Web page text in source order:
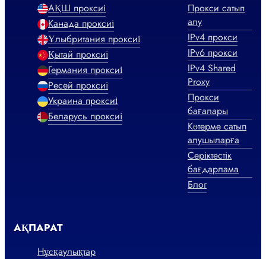
АҚШ проксиі
Канада проксиі
Ұлыбритания проксиі
Қытай проксиі
Германия проксиі
Ресей проксиі
Украина проксиі
Беларусь проксиі
Прокси сатып
алу
IPv4 прокси
IPv6 прокси
IPv4 Shared
Proxy
Прокси
бағалары
Көтерме сатып
алушыларға
Серіктестік
бағдарлама
Блог
АҚПАРАТ
Нұсқаулықтар